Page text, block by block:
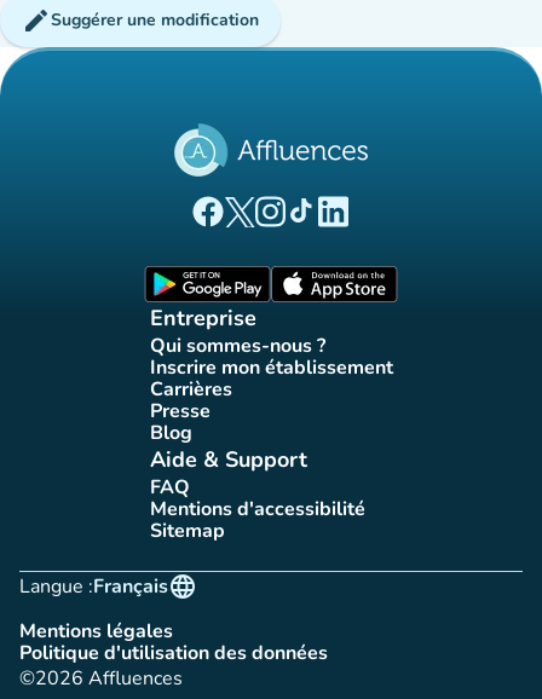
editSuggérer une modification
(nouvel onglet)
(nouvel onglet)
(nouvel onglet)
(nouvel onglet)
(nouvel onglet)
Entreprise
Qui sommes-nous ?
(nouvel onglet)
Inscrire mon établissement
(nouvel onglet)
Carrières(nouvel onglet)
Presse(nouvel onglet)
Blog(nouvel onglet)
Aide & Support
FAQ(nouvel onglet)
Mentions d'accessibilité
(nouvel onglet)
Sitemap(nouvel onglet)
Langue :
language
Français
Mentions légales
(nouvel onglet)
Politique d'utilisation des données
(nouvel onglet)
©2026 Affluences